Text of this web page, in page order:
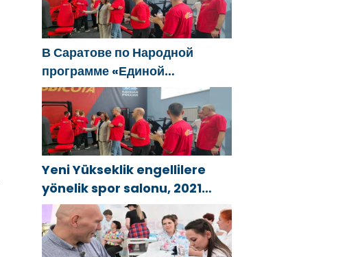
kaldırmaya yardımcı oluyor
В Саратове по Народной
программе «Единой
России»-2021 открылся
адаптивный спортзал «Новая
высота»
Yeni Yükseklik engellilere
yönelik spor salonu, 2021
Birleşik Rusya Halk Programı
kapsamında Saratov’da
açıldı